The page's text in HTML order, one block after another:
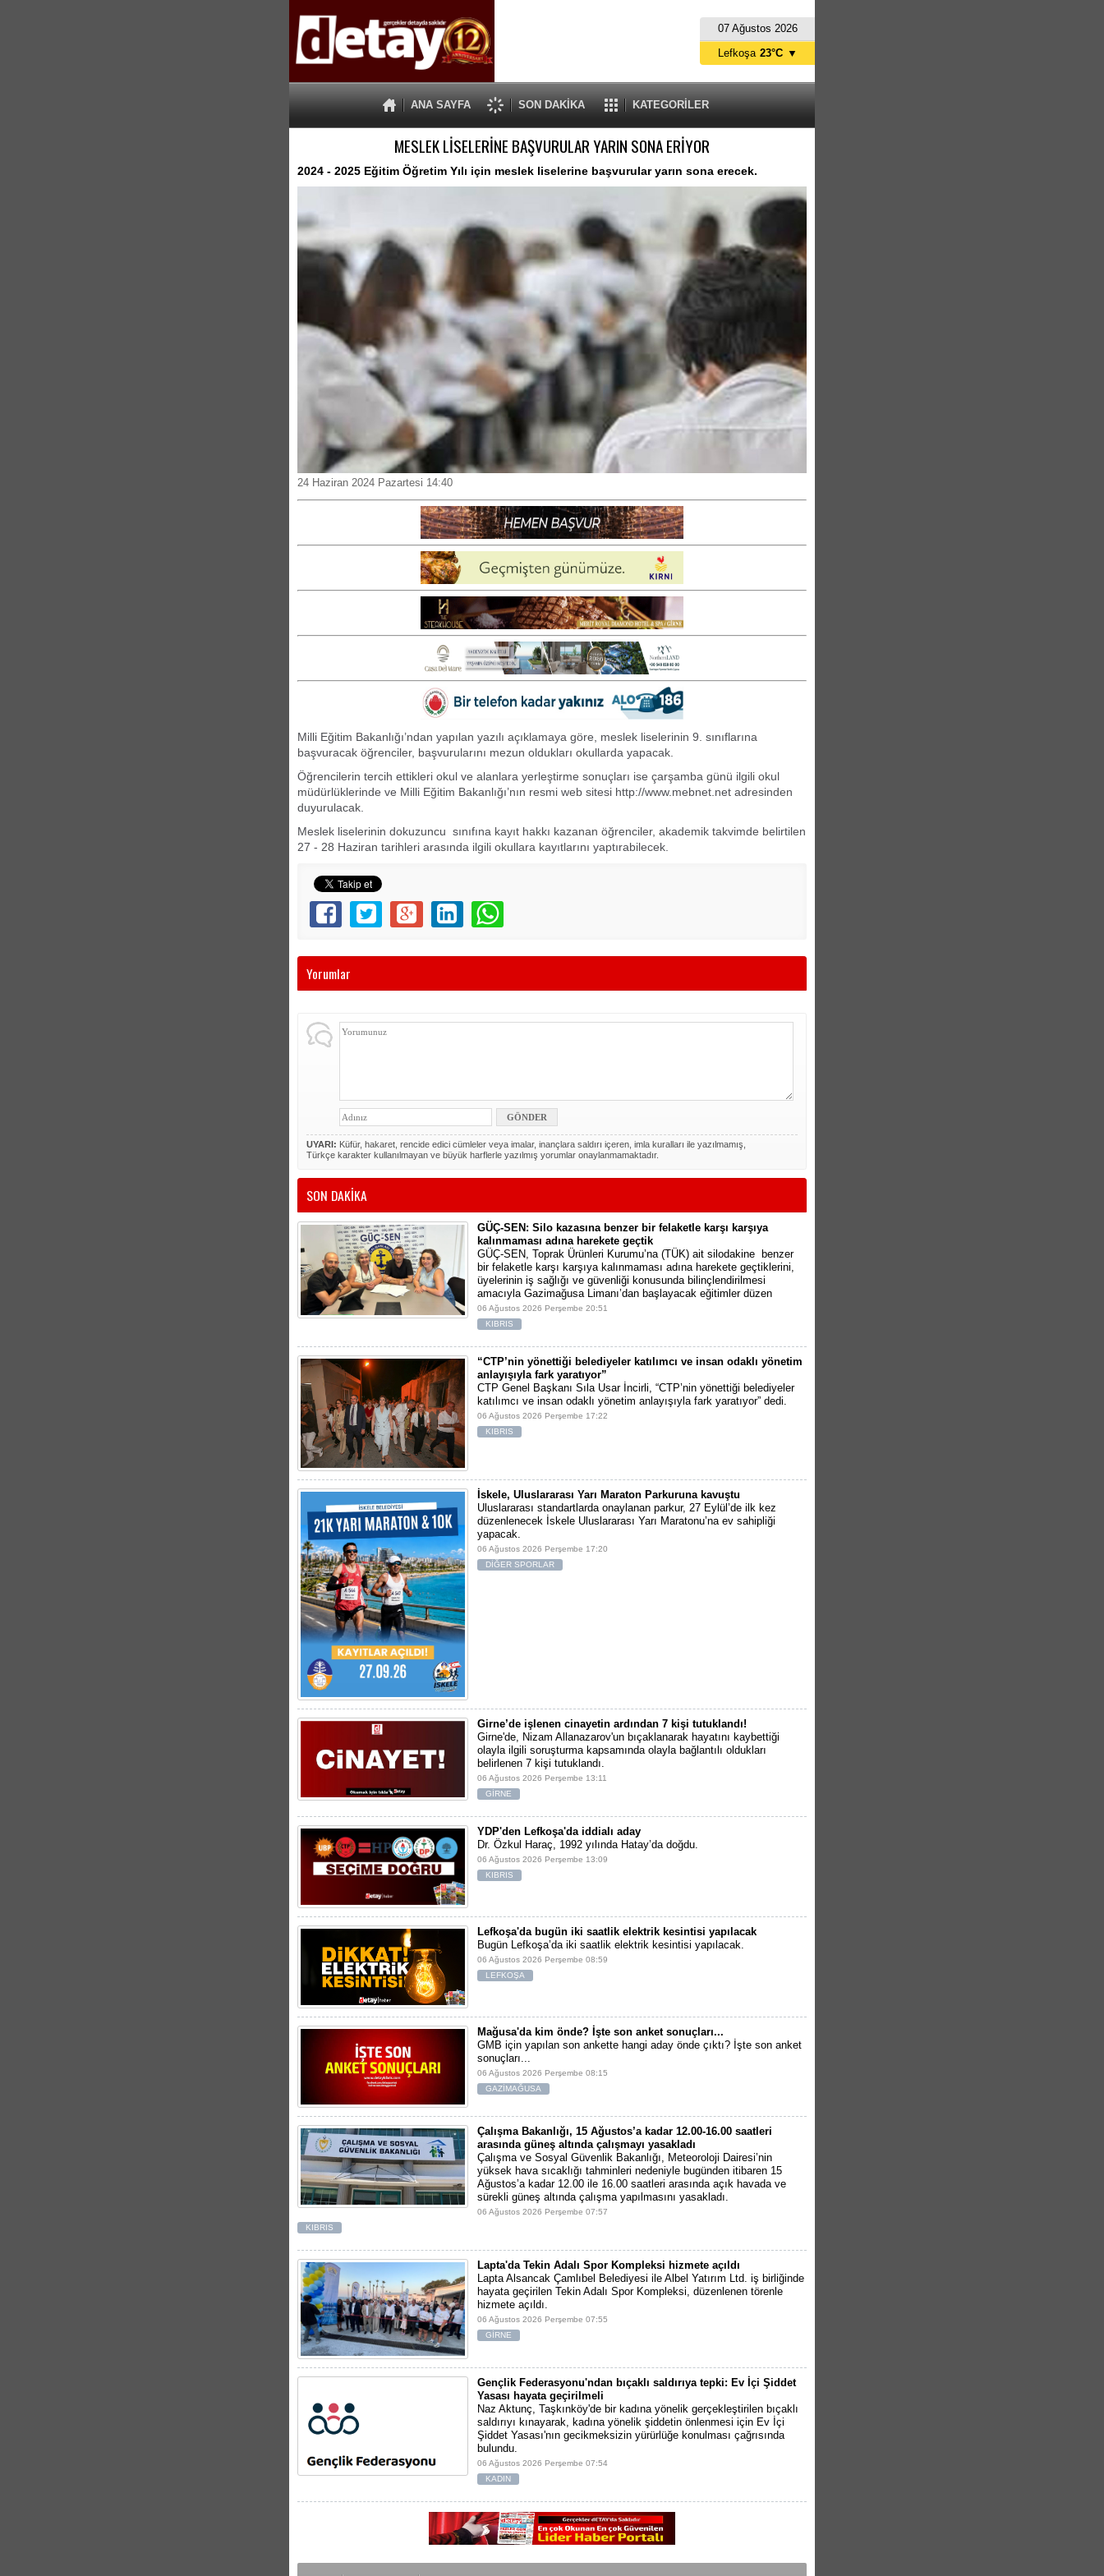
07 Ağustos 2026
ANA SAYFA SON DAKİKA KATEGORİLER
Lefkoşa 23°C ▼
İstanbul
22°C
MESLEK LİSELERİNE BAŞVURULAR YARIN SONA ERİYOR
2024 - 2025 Eğitim Öğretim Yılı için meslek liselerine başvurular yarın sona erecek.
24 Haziran 2024 Pazartesi 14:40
Milli Eğitim Bakanlığı’ndan yapılan yazılı açıklamaya göre, meslek liselerinin 9. sınıflarına
başvuracak öğrenciler, başvurularını mezun oldukları okullarda yapacak.
Öğrencilerin tercih ettikleri okul ve alanlara yerleştirme sonuçları ise çarşamba günü ilgili okul
müdürlüklerinde ve Milli Eğitim Bakanlığı’nın resmi web sitesi http://www.mebnet.net adresinden
duyurulacak.
Meslek liselerinin dokuzuncu sınıfına kayıt hakkı kazanan öğrenciler, akademik takvimde belirtilen
27 - 28 Haziran tarihleri arasında ilgili okullara kayıtlarını yaptırabilecek.
Yorumlar
UYARI: Küfür, hakaret, rencide edici cümleler veya imalar, inançlara saldırı içeren, imla kuralları ile yazılmamış,
Türkçe karakter kullanılmayan ve büyük harflerle yazılmış yorumlar onaylanmamaktadır.
SON DAKİKA
GÜÇ-SEN: Silo kazasına benzer bir felaketle karşı karşıya
kalınmaması adına harekete geçtik
GÜÇ-SEN, Toprak Ürünleri Kurumu’na (TÜK) ait silodakine benzer
bir felaketle karşı karşıya kalınmaması adına harekete geçtiklerini,
üyelerinin iş sağlığı ve güvenliği konusunda bilinçlendirilmesi
amacıyla Gazimağusa Limanı’dan başlayacak eğitimler düzen
06 Ağustos 2026 Perşembe 20:51
KIBRIS
“CTP’nin yönettiği belediyeler katılımcı ve insan odaklı yönetim
anlayışıyla fark yaratıyor”
CTP Genel Başkanı Sıla Usar İncirli, “CTP’nin yönettiği belediyeler
katılımcı ve insan odaklı yönetim anlayışıyla fark yaratıyor” dedi.
06 Ağustos 2026 Perşembe 17:22
KIBRIS
İskele, Uluslararası Yarı Maraton Parkuruna kavuştu
Uluslararası standartlarda onaylanan parkur, 27 Eylül’de ilk kez
düzenlenecek İskele Uluslararası Yarı Maratonu’na ev sahipliği
yapacak.
06 Ağustos 2026 Perşembe 17:20
DİĞER SPORLAR
Girne’de işlenen cinayetin ardından 7 kişi tutuklandı!
Girne'de, Nizam Allanazarov'un bıçaklanarak hayatını kaybettiği
olayla ilgili soruşturma kapsamında olayla bağlantılı oldukları
belirlenen 7 kişi tutuklandı.
06 Ağustos 2026 Perşembe 13:11
GİRNE
YDP'den Lefkoşa'da iddialı aday
Dr. Özkul Haraç, 1992 yılında Hatay’da doğdu.
06 Ağustos 2026 Perşembe 13:09
KIBRIS
Lefkoşa'da bugün iki saatlik elektrik kesintisi yapılacak
Bugün Lefkoşa’da iki saatlik elektrik kesintisi yapılacak.
06 Ağustos 2026 Perşembe 08:59
LEFKOŞA
Mağusa'da kim önde? İşte son anket sonuçları...
GMB için yapılan son ankette hangi aday önde çıktı? İşte son anket
sonuçları...
06 Ağustos 2026 Perşembe 08:15
GAZİMAĞUSA
Çalışma Bakanlığı, 15 Ağustos’a kadar 12.00-16.00 saatleri
arasında güneş altında çalışmayı yasakladı
Çalışma ve Sosyal Güvenlik Bakanlığı, Meteoroloji Dairesi’nin
yüksek hava sıcaklığı tahminleri nedeniyle bugünden itibaren 15
Ağustos’a kadar 12.00 ile 16.00 saatleri arasında açık havada ve
sürekli güneş altında çalışma yapılmasını yasakladı.
06 Ağustos 2026 Perşembe 07:57
KIBRIS
Lapta'da Tekin Adalı Spor Kompleksi hizmete açıldı
Lapta Alsancak Çamlıbel Belediyesi ile Albel Yatırım Ltd. iş birliğinde
hayata geçirilen Tekin Adalı Spor Kompleksi, düzenlenen törenle
hizmete açıldı.
06 Ağustos 2026 Perşembe 07:55
GİRNE
Gençlik Federasyonu'ndan bıçaklı saldırıya tepki: Ev İçi Şiddet
Yasası hayata geçirilmeli
Naz Aktunç, Taşkınköy'de bir kadına yönelik gerçekleştirilen bıçaklı
saldırıyı kınayarak, kadına yönelik şiddetin önlenmesi için Ev İçi
Şiddet Yasası'nın gecikmeksizin yürürlüğe konulması çağrısında
bulundu.
06 Ağustos 2026 Perşembe 07:54
KADIN